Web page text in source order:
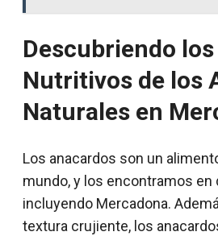
Descubriendo
Nutritivos de los
Naturales en
Los anacardos son un
mundo, y los encontramos
incluyendo Mercadona.
textura crujiente, los